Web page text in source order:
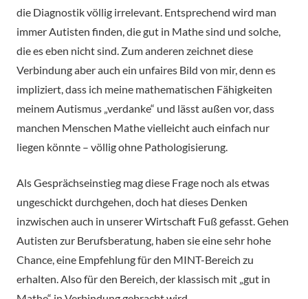
die Diagnostik völlig irrelevant. Entsprechend wird man
immer Autisten finden, die gut in Mathe sind und solche,
die es eben nicht sind. Zum anderen zeichnet diese
Verbindung aber auch ein unfaires Bild von mir, denn es
impliziert, dass ich meine mathematischen Fähigkeiten
meinem Autismus „verdanke“ und lässt außen vor, dass
manchen Menschen Mathe vielleicht auch einfach nur
liegen könnte – völlig ohne Pathologisierung.
Als Gesprächseinstieg mag diese Frage noch als etwas
ungeschickt durchgehen, doch hat dieses Denken
inzwischen auch in unserer Wirtschaft Fuß gefasst. Gehen
Autisten zur Berufsberatung, haben sie eine sehr hohe
Chance, eine Empfehlung für den MINT-Bereich zu
erhalten. Also für den Bereich, der klassisch mit „gut in